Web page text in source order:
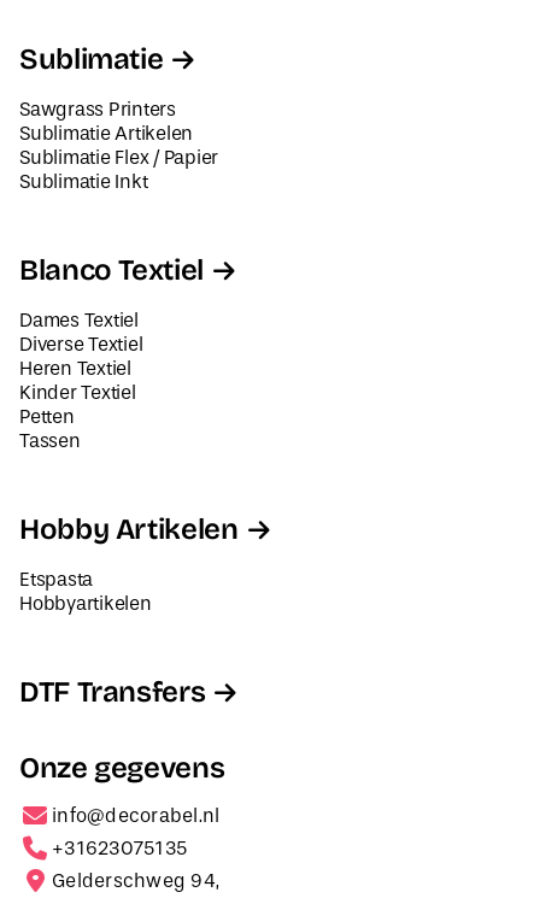
Sublimatie
Sawgrass Printers
Sublimatie Artikelen
Sublimatie Flex / Papier
Sublimatie Inkt
Blanco Textiel
Dames Textiel
Diverse Textiel
Heren Textiel
Kinder Textiel
Petten
Tassen
Hobby Artikelen
Etspasta
Hobbyartikelen
DTF Transfers
Onze gegevens
info@decorabel.nl
+31623075135
Gelderschweg 94,